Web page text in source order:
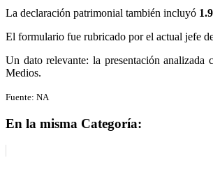
La declaración patrimonial también incluyó
El formulario fue rubricado por el actual jefe
Un dato relevante: la presentación
Medios.
Fuente: NA
En la misma Categoría: